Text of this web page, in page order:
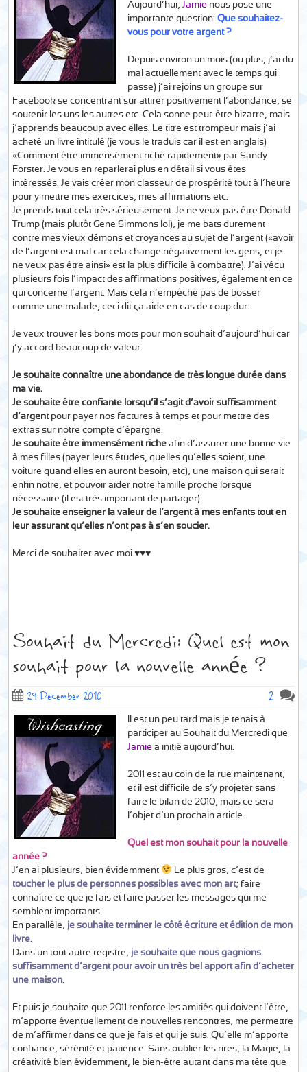
Aujourd’hui,Jamie nous pose une
importante question:Que souhaitez-
vous pour votre argent ?
Depuis environ un mois (ou plus, j’ai du
mal actuellement avec le temps qui
passe) j’ai rejoins un groupe sur
Facebook se concentrant sur attirer positivement l’abondance, se
soutenir les uns les autres etc. Cela sonne peut-être bizarre, mais
j’apprends beaucoup avec elles. Le titre est trompeur mais j’ai
acheté un livre intitulé (je vous le traduis car il est en anglais)
«Comment être immensément riche rapidement» par Sandy
Forster. Je vous en reparlerai plus en détail si vous êtes
intéressés. Je vais créer mon classeur de prospérité tout à l’heure
pour y mettre mes exercices, mes affirmations etc.
Je prends tout cela très sérieusement. Je ne veux pas être Donald
Trump (mais plutôt Gene Simmons lol), je me bats durement
contre mes vieux démons et croyances au sujet de l’argent («avoir
de l’argent est mal car cela change négativement les gens, et je
ne veux pas être ainsi» est la plus difficile à combattre). J’ai vécu
plusieurs fois l’impact des affirmations positives, également en ce
qui concerne l’argent. Mais cela n’empêche pas de bosser
comme une malade, ceci dit ça aide en cas de coup dur.
Je veux trouver les bons mots pour mon souhait d’aujourd’hui car
j’y accord beaucoup de valeur.
Je souhaite connaître une abondance de très longue durée dans
ma vie.
Je souhaite être confiante lorsqu’il s’agit d’avoir suffisamment
d’argent pour payer nos factures à temps et pour mettre des
extras sur notre compte d’épargne.
Je souhaite être immensément riche afin d’assurer une bonne vie
à mes filles (payer leurs études, quelles qu’elles soient, une
voiture quand elles en auront besoin, etc), une maison qui serait
enfin notre, et pouvoir aider notre famille proche lorsque
nécessaire (il est très important de partager).
Je souhaite enseigner la valeur de l’argent à mes enfants tout en
leur assurant qu’elles n’ont pas à s’en soucier.
Merci de souhaiter avec moi ♥♥♥
Souhait du Mercredi: Quel est mon
souhait pour la nouvelle année ?
29 December 2010 2
Il est un peu tard mais je tenais à
participer au Souhait du Mercredi que
Jamie a initié aujourd’hui.
2011 est au coin de la rue maintenant,
et il est difficile de s’y projeter sans
faire le bilan de 2010, mais ce sera
l’objet d’un prochain article.
Quel est mon souhait pour la nouvelle
année ?
J’en ai plusieurs, bien évidemment
Le plus gros, c’est de
toucher le plus de personnes possibles avec mon art; faire
connaître ce que je fais et faire passer les messages qui me
semblent importants.
En parallèle, je souhaite terminer le côté écriture et édition de mon
livre.
Dans un tout autre registre, je souhaite que nous gagnions
suffisamment d’argent pour avoir un très bel apport afin d’acheter
une maison.
Et puis je souhaite que 2011 renforce les amitiés qui doivent l’être,
m’apporte éventuellement de nouvelles rencontres, me permettre
de m’affirmer dans ce que je fais et qui je suis. Qu’elle m’apporte
confiance, sérénité et patience. Sans oublier les rires, la Magie, la
créativité bien évidemment, le bien-être autant dans ma tête que